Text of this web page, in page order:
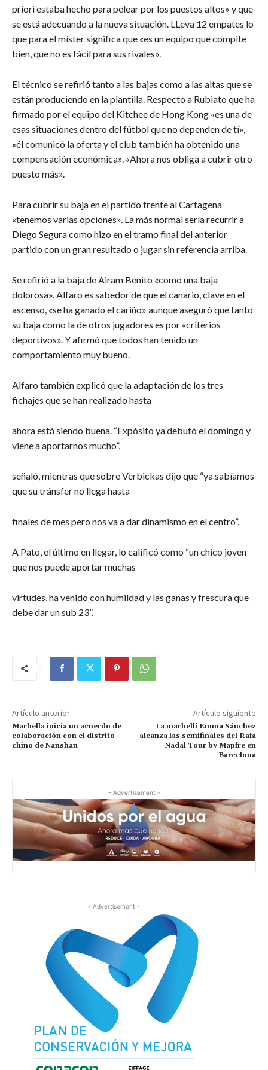
priori estaba hecho para pelear por los puestos altos» y que
se está adecuando a la nueva situación. LLeva 12 empates lo
que para el míster significa que «es un equipo que compite
bien, que no es fácil para sus rivales».
El técnico se refirió tanto a las bajas como a las altas que se
están produciendo en la plantilla. Respecto a Rubiato que ha
firmado por el equipo del Kitchee de Hong Kong «es una de
esas situaciones dentro del fútbol que no dependen de tí»,
«él comunicó la oferta y el club también ha obtenido una
compensación económica». «Ahora nos obliga a cubrir otro
puesto más».
Para cubrir su baja en el partido frente al Cartagena
«tenemos varias opciones». La más normal sería recurrir a
Diego Segura como hizo en el tramo final del anterior
partido con un gran resultado o jugar sin referencia arriba.
Se refirió a la baja de Airam Benito «como una baja
dolorosa». Alfaro es sabedor de que el canario, clave en el
ascenso, «se ha ganado el cariño» aunque aseguró que tanto
su baja como la de otros jugadores es por «criterios
deportivos». Y afirmó que todos han tenido un
comportamiento muy bueno.
Alfaro también explicó que la adaptación de los tres
fichajes que se han realizado hasta
ahora está siendo buena. “Expósito ya debutó el domingo y
viene a aportarnos mucho”,
señaló, mientras que sobre Verbickas dijo que “ya sabíamos
que su tránsfer no llega hasta
finales de mes pero nos va a dar dinamismo en el centro”.
A Pato, el último en llegar, lo calificó como “un chico joven
que nos puede aportar muchas
virtudes, ha venido con humildad y las ganas y frescura que
debe dar un sub 23”.
Artículo anterior
Marbella inicia un acuerdo de
colaboración con el distrito
chino de Nanshan
Artículo siguiente
La marbellí Emma Sánchez
alcanza las semifinales del Rafa
Nadal Tour by Mapfre en
Barcelona
- Advertisement -
- Advertisement -